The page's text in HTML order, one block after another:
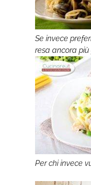
Se invece
resa ancora
Per chi invece